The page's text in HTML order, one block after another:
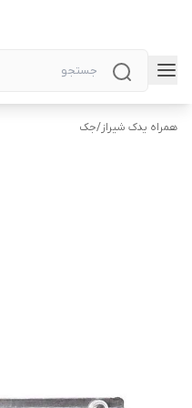
همراه یدک شیراز/جک